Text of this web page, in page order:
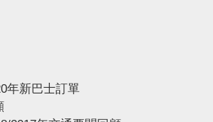
年新巴士訂單